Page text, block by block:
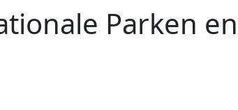
Parken en